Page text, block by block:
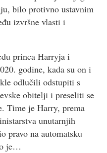
bilo protivno ustavnim
izvršne vlasti i
princa Harryja i
godine, kada su on i
odlučili odstupiti s
obitelji i preseliti se
Time je Harry, prema
unutarnjih
pravo na automatsku
je…